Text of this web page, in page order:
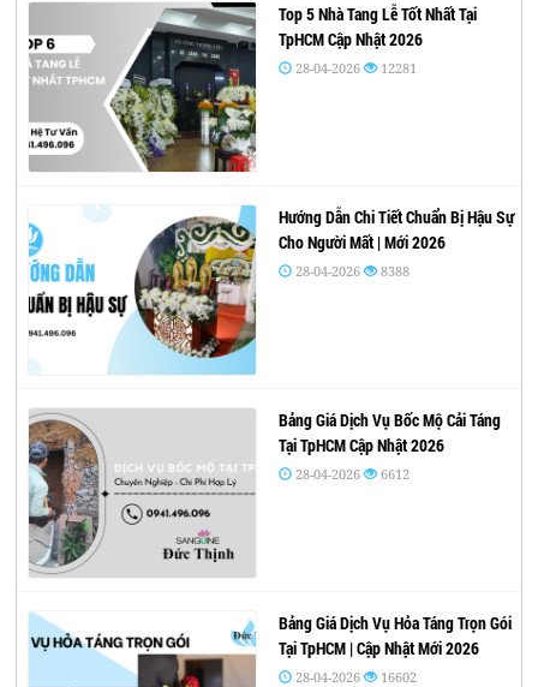
Top 5 Nhà Tang Lễ Tốt Nhất Tại
TpHCM Cập Nhật 2026
28-04-2026 12281
Hướng Dẫn Chi Tiết Chuẩn Bị Hậu Sự
Cho Người Mất | Mới 2026
28-04-2026 8388
Bảng Giá Dịch Vụ Bốc Mộ Cải Táng
Tại TpHCM Cập Nhật 2026
28-04-2026 6612
Bảng Giá Dịch Vụ Hỏa Táng Trọn Gói
Tại TpHCM | Cập Nhật Mới 2026
28-04-2026 16602